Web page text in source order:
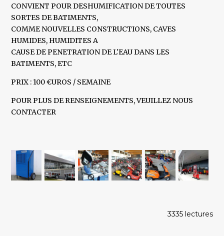
CONVIENT POUR DESHUMIFICATION DE TOUTES
SORTES DE BATIMENTS,
COMME NOUVELLES CONSTRUCTIONS, CAVES
HUMIDES, HUMIDITES A
CAUSE DE PENETRATION DE L'EAU DANS LES
BATIMENTS, ETC
PRIX : 100 €UROS / SEMAINE
POUR PLUS DE RENSEIGNEMENTS, VEUILLEZ NOUS
CONTACTER
3335 lectures